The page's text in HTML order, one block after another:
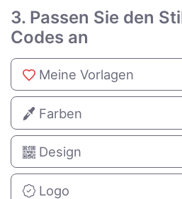
3. Passen Sie den
Codes an
Meine Vorlagen
Farben
Design
Logo